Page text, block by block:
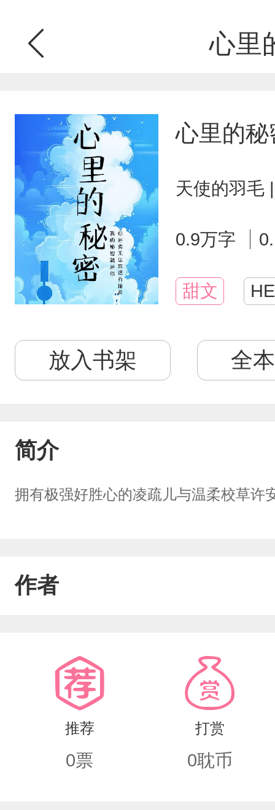
心里
心里的秘
天使的羽毛
0.9万字
甜文 HE
放入书架 全
简介
拥有极强好胜心的凌疏儿与温柔校草
作者
推荐
0票
打赏
0耽币